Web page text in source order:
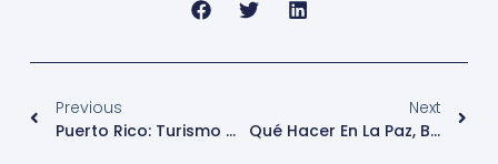
Previous
Puerto Rico: Turismo Médico
Next
Qué Hacer En La Paz, Baja California Sur – Mexico